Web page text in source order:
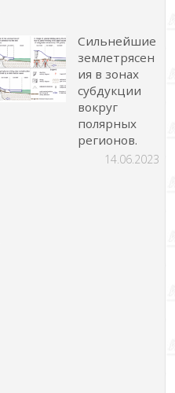
Сильнейшие
землетрясен
ия в зонах
субдукции
вокруг
полярных
регионов.
14.06.2023